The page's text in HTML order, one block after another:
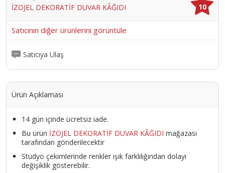
KADAR DİNLENDİRİLİP DUVARA PLASTİK MALA İLE UYGULANIR.
UYGULAMA ESNASINDA MALAYI 5 DERECE AÇI İLE TUTMANIZ İŞİNİZİ
KAPLANABİLİR. YÜZEYE UYGULANAN ÜRÜN 12 İLE 24 SAAT
Ürün Kodu : 10556-İZO.023
İZOJEL DEKORATİF DUVAR KÂĞIDI
10
Satıcının diğer ürünlerini görüntüle
Satıcıya Ulaş
Ürün Açıklaması
14 gün içinde ücretsiz iade.
Bu ürün İZOJEL DEKORATİF DUVAR KÂĞIDI mağazası
tarafından gönderilecektir
Stüdyo çekimlerinde renkler ışık farklılığından dolayı
değişiklik gösterebilir.